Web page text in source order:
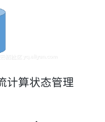
计算状态管理